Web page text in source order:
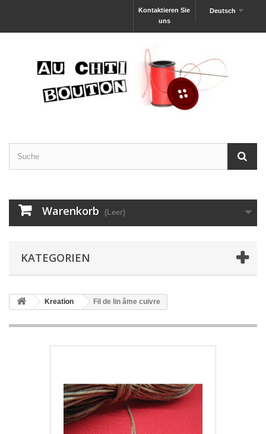
Deutsch
Kontaktieren Sie
uns
Warenkorb (Leer)
KATEGORIEN
Kreation Fil de lin âme cuivre